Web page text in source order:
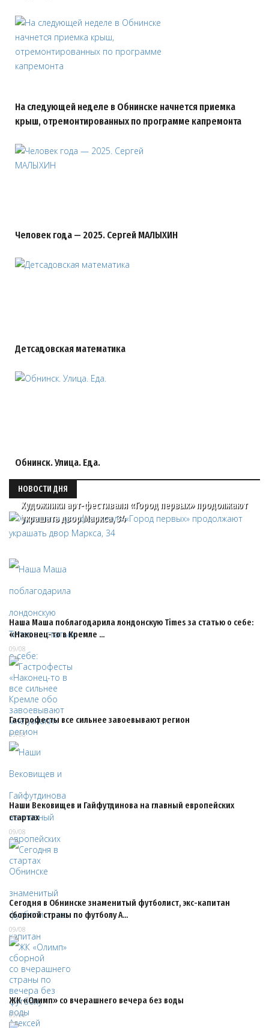
На следующей неделе в Обнинске начнется приемка
крыш, отремонтированных по программе капремонта
Человек года — 2025. Сергей МАЛЫХИН
Детсадовская математика
Обнинск. Улица. Еда.
НОВОСТИ ДНЯ
Художники арт-фестиваля «Город первых» продолжают
украшать двор Маркса, 34
Наша Маша поблагодарила лондонскую Times за статью о себе:
«Наконец-то в Кремле …
09/08
Гастрофесты все сильнее завоевывают регион
09/08
Наши Вековищев и Гайфутдинова на главный европейских
стартах
09/08
Сегодня в Обнинске знаменитый футболист, экс-капитан
сборной страны по футболу А…
09/08
ЖК «Олимп» со вчерашнего вечера без воды
09/08